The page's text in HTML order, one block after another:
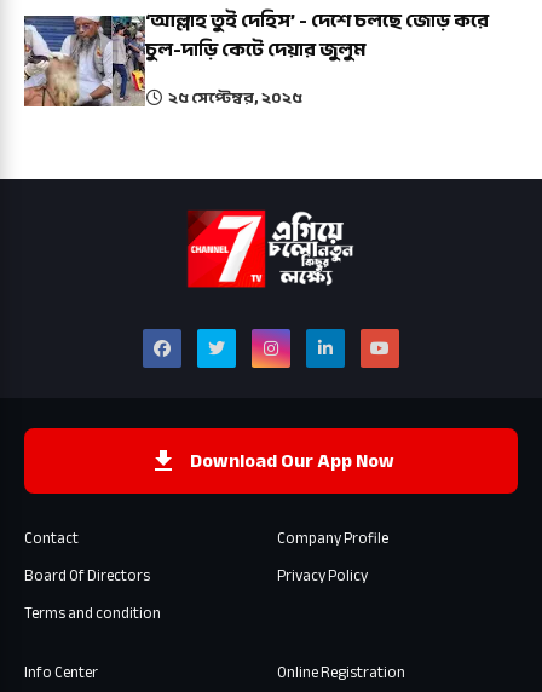
‘আল্লাহ তুই দেহিস’ - দেশে চলছে জোড় করে
চুল-দাড়ি কেটে দেয়ার জুলুম
২৫ সেপ্টেম্বর, ২০২৫
Download Our App Now
Contact
Company Profile
Board Of Directors
Privacy Policy
Terms and condition
Info Center Online Registration